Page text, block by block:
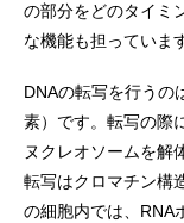
の部分をどのタイミ
な機能も担っていま
DNAの転写を行うの
素）です。転写の際
ヌクレオソームを解
転写はクロマチン構
の細胞内では、RNA